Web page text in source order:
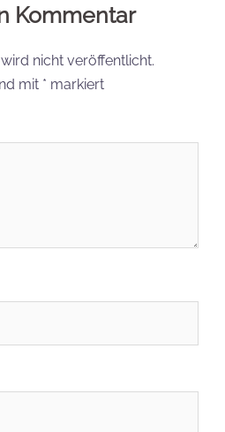
Kommentar
nicht veröffentlicht.
mit * markiert